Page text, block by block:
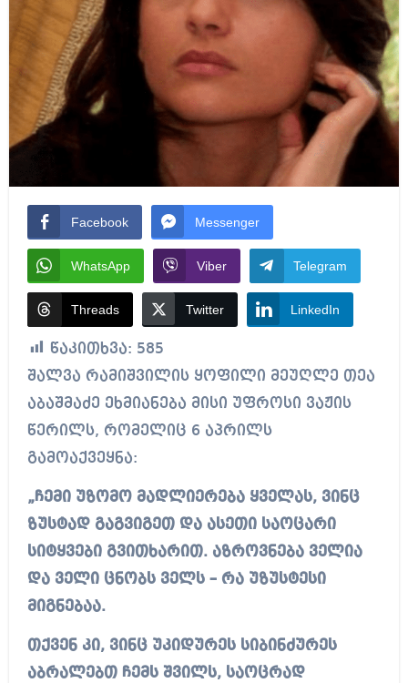
Facebook Messenger
WhatsApp Viber Telegram
Threads Twitter LinkedIn
წაკითხვა: 585
შალვა რამიშვილის ყოფილი მეუღლე თეა
აბაშმაძე ეხმიანება მისი უფროსი ვაჟის
წერილს, რომელიც 6 აპრილს
გამოაქვეყნა:
„ჩემი უზომო მადლიერება ყველას, ვინც
ზუსტად გაგვიგეთ და ასეთი საოცარი
სიტყვები გვითხარით. აზროვნება ველია
და ველი ცნობს ველს – რა უზუსტესი
მიგნებაა.
თქვენ კი, ვინც უკიდურეს სიბინძურეს
აბრალებთ ჩემს შვილს, საოცრად